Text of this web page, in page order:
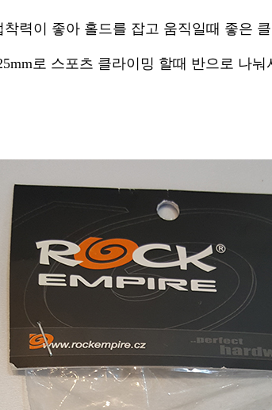
착력이 좋아 홀드를 잡고 움직일때 좋은
로 스포츠 클라이밍 할때 반으로 나눠